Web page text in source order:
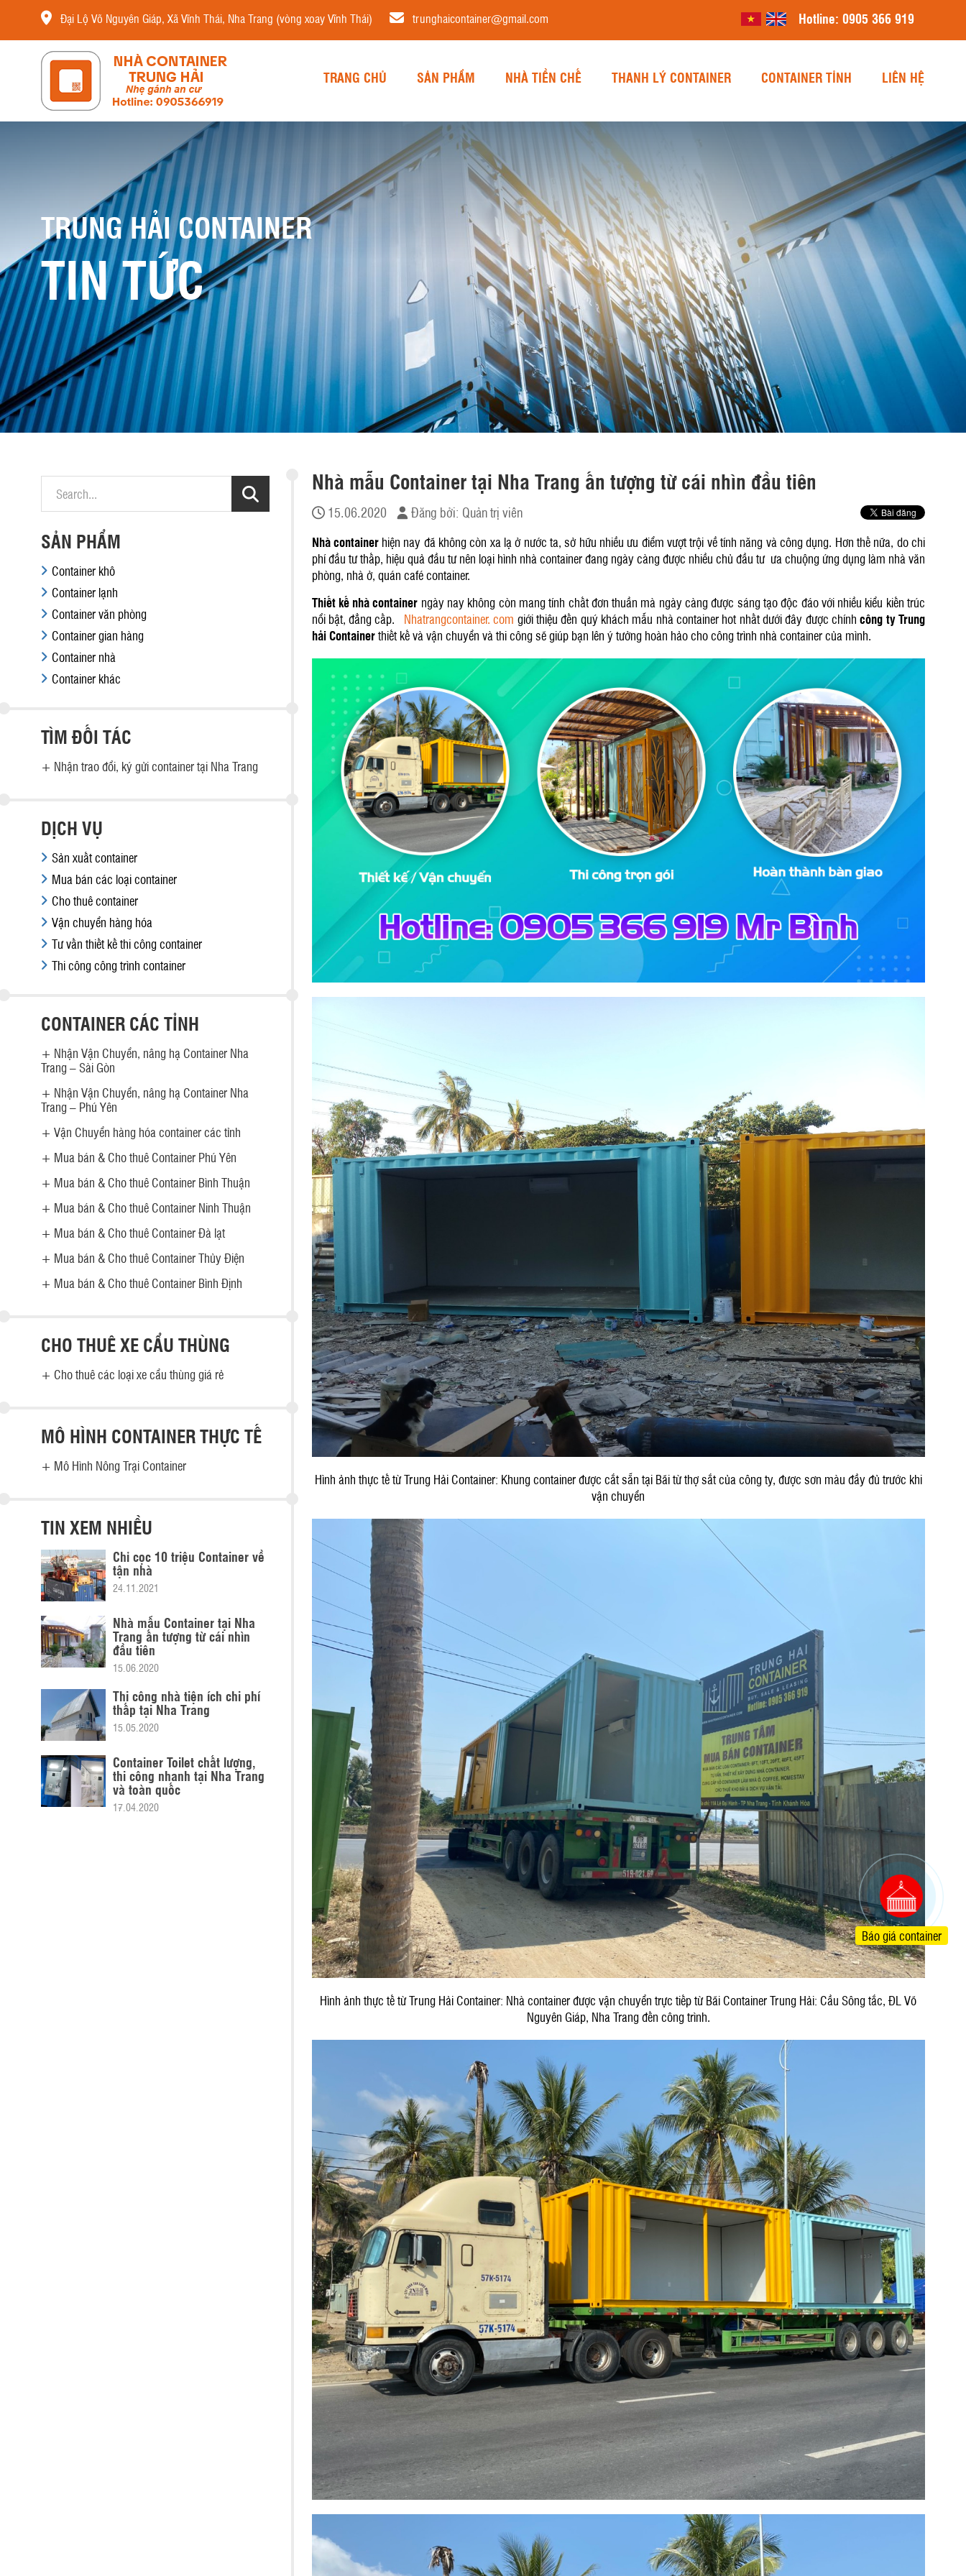
Đại Lộ Võ Nguyên Giáp, Xã Vĩnh Thái, Nha Trang (vòng xoay Vĩnh Thái) trunghaicontainer@gmail.com Hotline: 0905 366 919
TRANG CHỦ SẢN PHẨM NHÀ TIỀN CHẾ THANH LÝ CONTAINER CONTAINER TỈNH LIÊN HỆ
TRUNG HẢI CONTAINER
TIN TỨC
Nhà mẫu Container tại Nha Trang ấn tượng từ cái nhìn đầu tiên
15.06.2020 Đăng bởi: Quản trị viên
Nhà containerhiện nay đã không còn xa lạ ở nước ta, sở hữu nhiều ưu điểm vượt trội về tính năng và công dụng. Hơn thế nữa, do chi
phí đầu tư thấp, hiệu quả đầu tư nên loại hình nhà container đang ngày càng được nhiều chủ đầu tư ưa chuộng ứng dụng làm nhà văn
phòng, nhà ở, quán café container.
Thiết kế nhà container ngày nay không còn mang tính chất đơn thuần mà ngày càng được sáng tạo độc đáo với nhiều kiểu kiến trúc
nổi bật, đẳng cấp. Nhatrangcontainer. com giới thiệu đến quý khách mẫu nhà container hot nhất dưới đây được chínhcông ty Trung
hải Containerthiết kế và vận chuyển và thi công sẽ giúp bạn lên ý tưởng hoàn hảo cho công trình nhà container của mình.
Hình ảnh thực tế từ Trung Hải Container: Khung container được cắt sẵn tại Bãi từ thợ sắt của công ty, được sơn màu đầy đủ trước khi
vận chuyển
Hình ảnh thực tế từ Trung Hải Container: Nhà container được vận chuyển trực tiếp từ Bãi Container Trung Hải: Cầu Sông tắc, ĐL Võ
Nguyên Giáp, Nha Trang đến công trình.
SẢN PHẨM
Container khô
Container lạnh
Container văn phòng
Container gian hàng
Container nhà
Container khác
TÌM ĐỐI TÁC
+ Nhận trao đổi, ký gửi container tại Nha Trang
DỊCH VỤ
Sản xuất container
Mua bán các loại container
Cho thuê container
Vận chuyển hàng hóa
Tư vấn thiết kế thi công container
Thi công công trình container
CONTAINER CÁC TỈNH
+ Nhận Vận Chuyển, nâng hạ Container Nha
Trang – Sài Gòn
+ Nhận Vận Chuyển, nâng hạ Container Nha
Trang – Phú Yên
+ Vận Chuyển hàng hóa container các tỉnh
+ Mua bán & Cho thuê Container Phú Yên
+ Mua bán & Cho thuê Container Bình Thuận
+ Mua bán & Cho thuê Container Ninh Thuận
+ Mua bán & Cho thuê Container Đà lạt
+ Mua bán & Cho thuê Container Thủy Điện
+ Mua bán & Cho thuê Container Bình Định
CHO THUÊ XE CẨU THÙNG
+ Cho thuê các loại xe cẩu thùng giá rẻ
MÔ HÌNH CONTAINER THỰC TẾ
+ Mô Hình Nông Trại Container
TIN XEM NHIỀU
Chỉ cọc 10 triệu Container về
tận nhà
24.11.2021
Nhà mẫu Container tại Nha
Trang ấn tượng từ cái nhìn
đầu tiên
15.06.2020
Thi công nhà tiện ích chi phí
thấp tại Nha Trang
15.05.2020
Container Toilet chất lượng,
thi công nhanh tại Nha Trang
và toàn quốc
17.04.2020
Báo giá container